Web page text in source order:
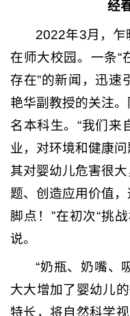
经
2022年3月，乍
在师大校园。一条“
存在”的新闻，迅速
艳华副教授的关注
名本科生。“我们来
业，对环境和健康
其对婴幼儿危害很
题、创造应用价值
脚点！”在初次“挑
说。
“奶瓶、奶嘴、
大大增加了婴幼儿
特长，将自然科学